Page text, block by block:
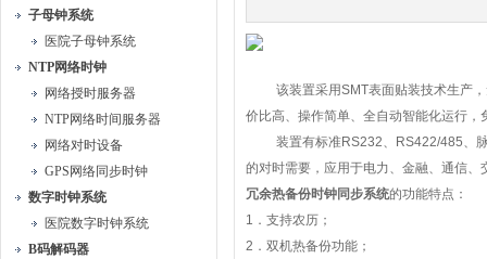
子母钟系统
医院子母钟系统
NTP网络时钟
网络授时服务器
NTP网络时间服务器
网络对时设备
GPS网络同步时钟
数字时钟系统
医院数字时钟系统
B码解码器
该装置采用SMT表面贴装技术生产
价比高、操作简单、全自动智能化运行，
装置有标准RS232、 RS422/485、
的对时需要，应用于电力、金融、通信
冗余热备份时钟同步系统的功能特点：
1 ．支持农历；
2 ．双机热备份功能；